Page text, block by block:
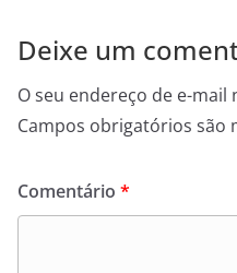
Deixe um
O seu endereço de e-mail
Campos obrigatórios são
Comentário *